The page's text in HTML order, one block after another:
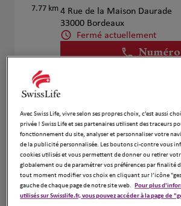
7.77 km 4 Rue de la Maison Daurade
33000 Bordeaux
Fermé actuellement
Numéro
7.89 km
Laurent Lavoye
27 Rue Esprit Des Lois
33000 Bordeaux
Fermé actuellement
Numéro
Avec Swiss Life, vivre selon ses propres choix, c’est aussi
privée ! Swiss Life et ses partenaires utilisent des traceurs
fonctionnement du site, analyser et personnaliser votre
de la publicité personnalisée. Les boutons ci-contre vous
cookies utilisés et vous permettent de donner ou retirer
globalement ou de paramétrer vos préférences par finalité
tout moment modifier vos choix en cliquant sur l’icône
gauche de chaque page de notre site web. Pour plus
utilisés sur Swisslife.fr, vous pouvez accéder à la page de